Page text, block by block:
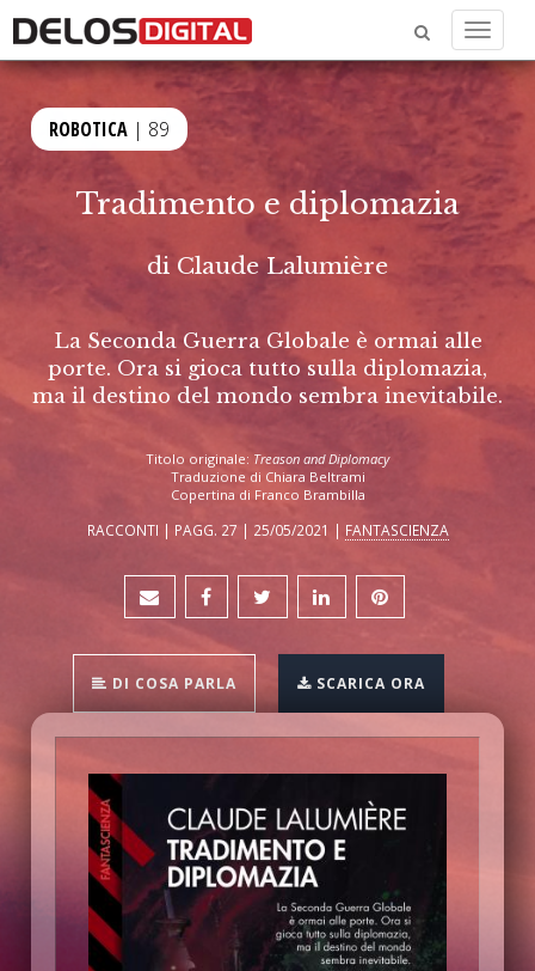
Menu
ROBOTICA | 89
Tradimento e diplomazia
di Claude Lalumière
La Seconda Guerra Globale è ormai alle
porte. Ora si gioca tutto sulla diplomazia,
ma il destino del mondo sembra inevitabile.
Titolo originale: Treason and Diplomacy
Traduzione di Chiara Beltrami
Copertina di Franco Brambilla
RACCONTI | PAGG. 27 | 25/05/2021 | FANTASCIENZA
DI COSA PARLA SCARICA ORA